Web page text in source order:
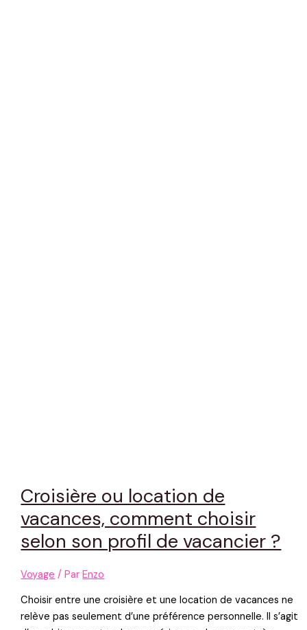
Croisière ou location de
vacances, comment choisir
selon son profil de vacancier ?
Voyage / ParEnzo
Choisir entre une croisière et une location de vacances ne
relève pas seulement d’une préférence personnelle. Il s’agit